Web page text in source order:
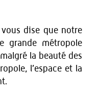
vous dise que notre
grande métropole
la beauté des
l’espace et la